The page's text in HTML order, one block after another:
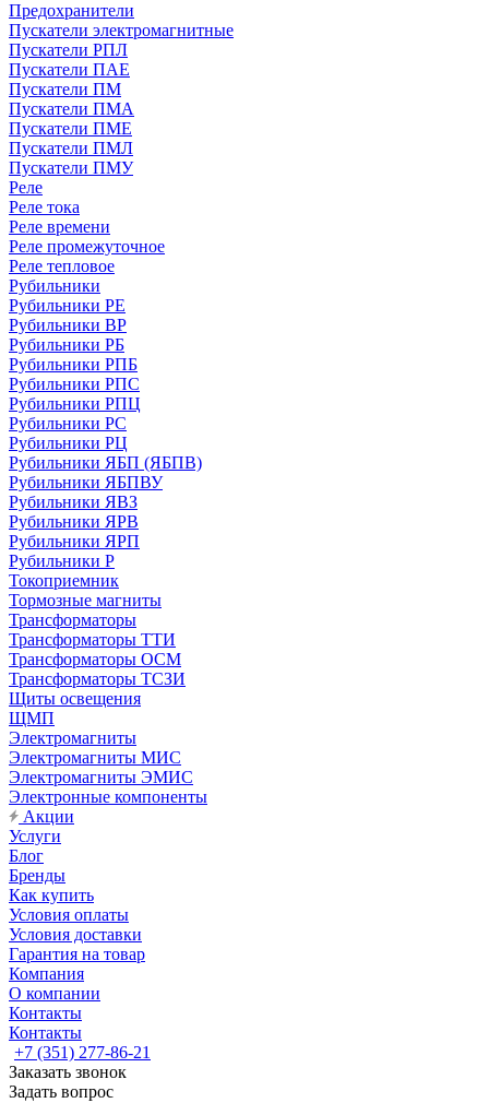
Предохранители
Пускатели электромагнитные
Пускатели РПЛ
Пускатели ПАЕ
Пускатели ПМ
Пускатели ПМА
Пускатели ПМЕ
Пускатели ПМЛ
Пускатели ПМУ
Реле
Реле тока
Реле времени
Реле промежуточное
Реле тепловое
Рубильники
Рубильники РЕ
Рубильники ВР
Рубильники РБ
Рубильники РПБ
Рубильники РПС
Рубильники РПЦ
Рубильники РС
Рубильники РЦ
Рубильники ЯБП (ЯБПВ)
Рубильники ЯБПВУ
Рубильники ЯВЗ
Рубильники ЯРВ
Рубильники ЯРП
Рубильники Р
Токоприемник
Тормозные магниты
Трансформаторы
Трансформаторы ТТИ
Трансформаторы ОСМ
Трансформаторы ТСЗИ
Щиты освещения
ЩМП
Электромагниты
Электромагниты МИС
Электромагниты ЭМИС
Электронные компоненты
Акции
Услуги
Блог
Бренды
Как купить
Условия оплаты
Условия доставки
Гарантия на товар
Компания
О компании
Контакты
Контакты
+7 (351) 277-86-21
Заказать звонок
Задать вопрос